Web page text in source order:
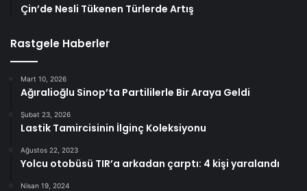
Çin’de Nesli Tükenen Türlerde Artış
Rastgele Haberler
Mart 10, 2026
Ağıralioğlu Sinop’ta Partililerle Bir Araya Geldi
Şubat 23, 2026
Lastik Tamircisinin İlginç Koleksiyonu
Ağustos 22, 2023
Yolcu otobüsü TIR’a arkadan çarptı: 4 kişi yaralandı
Nisan 19, 2024